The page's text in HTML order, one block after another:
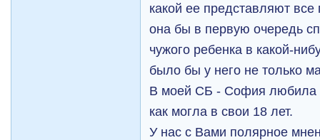
какой ее представляют
она бы в первую очередь
чужого ребенка в какой-
было бы у него не только
В моей СБ - София любила
как могла в свои 18 лет.
У нас с Вами полярное